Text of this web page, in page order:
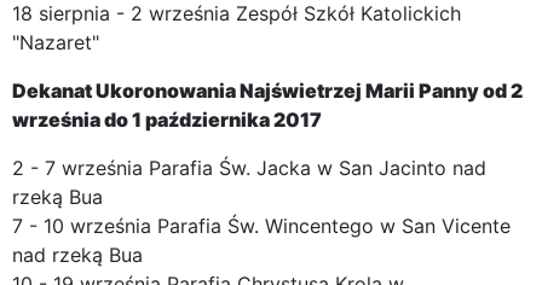
18 sierpnia - 2 września Zespół Szkół Katolickich
"Nazaret"
Dekanat Ukoronowania Najświetrzej Marii Panny od 2
września do 1 października 2017
2 - 7 września Parafia Św. Jacka w San Jacinto nad
rzeką Bua
7 - 10 września Parafia Św. Wincentego w San Vicente
nad rzeką Bua